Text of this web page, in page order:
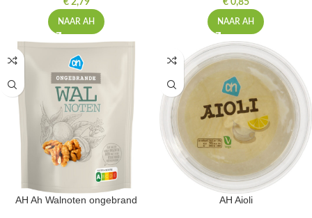
€2,79
NAAR AH
€0,85
NAAR AH
AH Ah Walnoten ongebrand AH Aioli